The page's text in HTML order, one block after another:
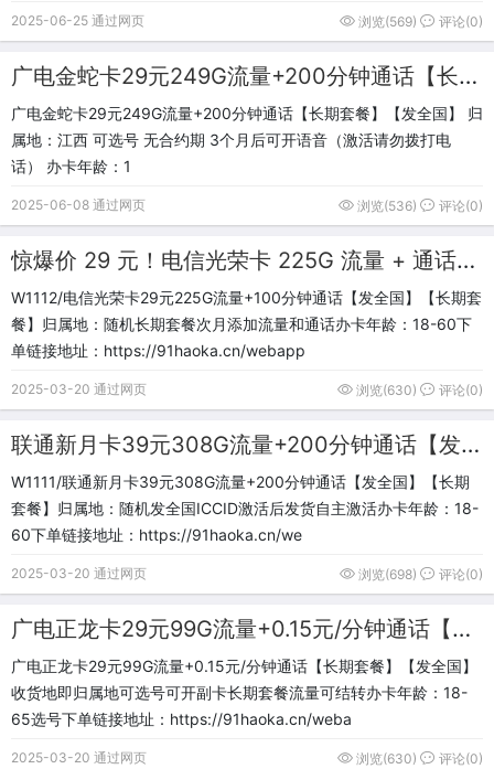
2025-06-25 通过网页 浏览(569) 评论(0)
广电金蛇卡29元249G流量+200分钟通话【长期套餐】【发全国】
广电金蛇卡29元249G流量+200分钟通话【长期套餐】【发全国】 归
属地：江西 可选号 无合约期 3个月后可开语音（激活请勿拨打电
话） 办卡年龄：1
2025-06-08 通过网页 浏览(536) 评论(0)
惊爆价 29 元！电信光荣卡 225G 流量 + 通话，长期套餐发全国
W1112/电信光荣卡29元225G流量+100分钟通话【发全国】【长期套
餐】归属地：随机长期套餐次月添加流量和通话办卡年龄：18-60下
单链接地址：https://91haoka.cn/webapp
2025-03-20 通过网页 浏览(630) 评论(0)
联通新月卡39元308G流量+200分钟通话【发全国】【长期套餐】
W1111/联通新月卡39元308G流量+200分钟通话【发全国】【长期
套餐】归属地：随机发全国ICCID激活后发货自主激活办卡年龄：18-
60下单链接地址：https://91haoka.cn/we
2025-03-20 通过网页 浏览(698) 评论(0)
广电正龙卡29元99G流量+0.15元/分钟通话【长期套餐】【发全国】
广电正龙卡29元99G流量+0.15元/分钟通话【长期套餐】【发全国】
收货地即归属地可选号可开副卡长期套餐流量可结转办卡年龄：18-
65选号下单链接地址：https://91haoka.cn/weba
2025-03-20 通过网页 浏览(630) 评论(0)